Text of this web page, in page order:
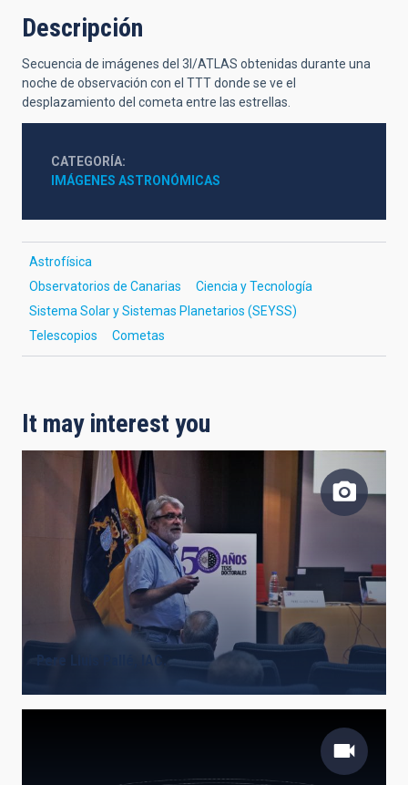
Descripción
Secuencia de imágenes del 3I/ATLAS obtenidas durante una
noche de observación con el TTT donde se ve el
desplazamiento del cometa entre las estrellas.
CATEGORÍA
IMÁGENES ASTRONÓMICAS
Astrofísica
Observatorios de Canarias
Ciencia y Tecnología
Sistema Solar y Sistemas Planetarios (SEYSS)
Telescopios
Cometas
It may interest you
Pere Lluis Pallé, IAC.